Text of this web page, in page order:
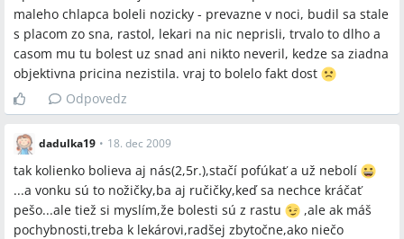
maleho chlapca boleli nozicky - prevazne v noci, budil sa stale
s placom zo sna, rastol, lekari na nic neprisli, trvalo to dlho a
casom mu tu bolest uz snad ani nikto neveril, kedze sa ziadna
objektivna pricina nezistila. vraj to bolelo fakt dost
Odpovedz
dadulka19 • 18. dec 2009
tak kolienko bolieva aj nás(2,5r.),stačí pofúkať a už nebolí
...a vonku sú to nožičky,ba aj ručičky,keď sa nechce kráčať
pešo...ale tiež si myslím,že bolesti sú z rastu
,ale ak máš
pochybnosti,treba k lekárovi,radšej zbytočne,ako niečo